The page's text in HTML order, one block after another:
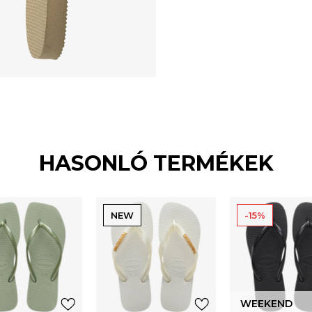
HASONLÓ TERMÉKEK
NEW -15%
WEEKEND